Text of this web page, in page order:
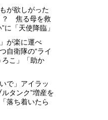
が欲しがった
？ 焦る母を救
に「天使降臨」
が楽に運べ
自衛隊の“ライ
ろこ」「助か
で」アイラッ
タンク”増産を
落ち着いたら